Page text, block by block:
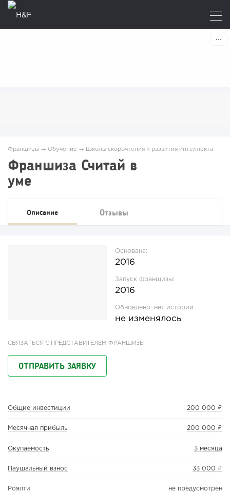
Франшизы → Обучение → Школы скорочтения и развития интеллекта
Франшиза Считай в
уме
Описание Отзывы
Основана:
2016
Запуск франшизы:
2016
Обновлено: нет истории
не изменялось
СВЯЗАТЬСЯ С ПРЕДСТАВИТЕЛЕМ ФРАНШИЗЫ
ОТПРАВИТЬ ЗАЯВКУ
Общие инвестиции 200 000 ₽
Месячная прибыль 200 000 ₽
Окупаемость 3 месяца
Паушальный взнос 33 000 ₽
Роялти не предусмотрен